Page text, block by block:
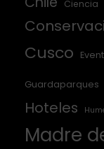
Ciencia
Cusco
Guardaparques
Hoteles
Madre